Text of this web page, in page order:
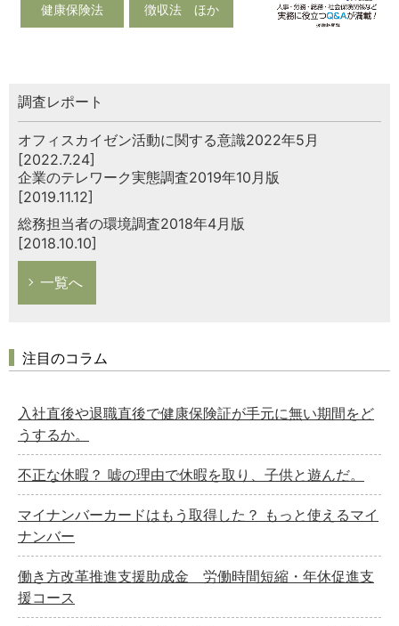
健康保険法 徴収法 ほか
調査レポート
オフィスカイゼン活動に関する意識2022年5月
[2022.7.24]
企業のテレワーク実態調査2019年10月版
[2019.11.12]
総務担当者の環境調査2018年4月版
[2018.10.10]
一覧へ
注目のコラム
入社直後や退職直後で健康保険証が手元に無い期間をど
うするか。
不正な休暇？ 嘘の理由で休暇を取り、子供と遊んだ。
マイナンバーカードはもう取得した？ もっと使えるマイ
ナンバー
働き方改革推進支援助成金 労働時間短縮・年休促進支
援コース